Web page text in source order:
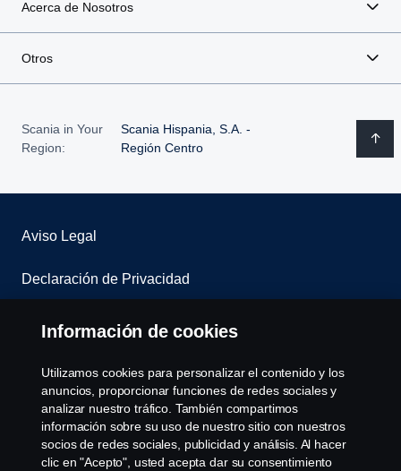
Acerca de Nosotros
Otros
Scania in Your
Region:
Scania Hispania, S.A. -
Región Centro
Aviso Legal
Declaración de Privacidad
Contacta con nosotros
Whistleblowing
Política de cookies
Cookie settings
Información de cookies
Utilizamos cookies para personalizar el contenido y los
anuncios, proporcionar funciones de redes sociales y
analizar nuestro tráfico. También compartimos
información sobre su uso de nuestro sitio con nuestros
socios de redes sociales, publicidad y análisis. Al hacer
clic en "Acepto", usted acepta dar su consentimiento